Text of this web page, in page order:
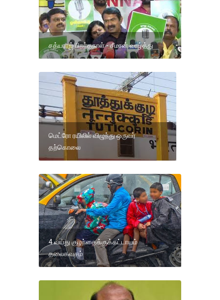
சத்யராஜ் பிறந்தநாள் - சீமான் வாழ்த்து
மெட்ரோ ரயிலில் விழுந்து ஒருவர்
தற்கொலை
4 வயது குழந்தைக்குக்கட்டாயம்
தலைகவசம்